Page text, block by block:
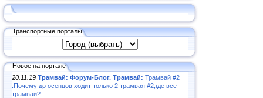
Транспортные порталы
Новое на портале
20.11.19 Трамвай: Форум-Блог. Трамвай: Трамвай #2
.Почему до осенцов ходит только 2 трамвая #2,где все
трамваи?..